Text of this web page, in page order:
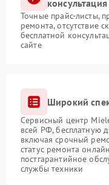
консультация
Точные прайс-листы,
ремонта, отсутствие
бесплатной
сайте
Широкий
Сервисный центр
всей РФ, бесплатную
включая срочный
статус ремонта
постгарантийное
службы техники